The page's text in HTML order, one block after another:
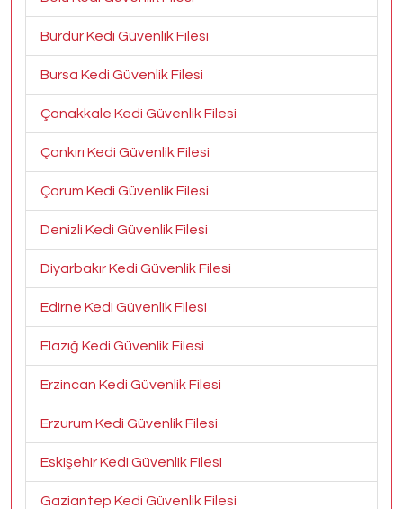
Burdur Kedi Güvenlik Filesi
Bursa Kedi Güvenlik Filesi
Çanakkale Kedi Güvenlik Filesi
Çankırı Kedi Güvenlik Filesi
Çorum Kedi Güvenlik Filesi
Denizli Kedi Güvenlik Filesi
Diyarbakır Kedi Güvenlik Filesi
Edirne Kedi Güvenlik Filesi
Elazığ Kedi Güvenlik Filesi
Erzincan Kedi Güvenlik Filesi
Erzurum Kedi Güvenlik Filesi
Eskişehir Kedi Güvenlik Filesi
Gaziantep Kedi Güvenlik Filesi